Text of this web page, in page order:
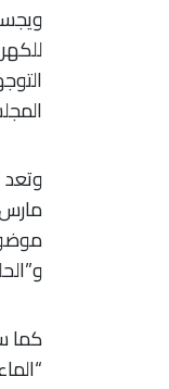
وتعد
كما